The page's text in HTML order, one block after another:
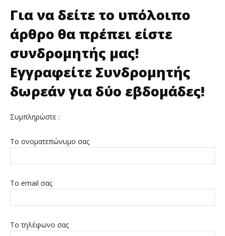
Για να δείτε το υπόλοιπο
άρθρο θα πρέπει είστε
συνδρομητής μας!
Εγγραφείτε Συνδρομητής
δωρεάν για δύο εβδομάδες!
Συμπληρώστε :
Το ονοματεπώνυμο σας
Το email σας
Το τηλέφωνο σας